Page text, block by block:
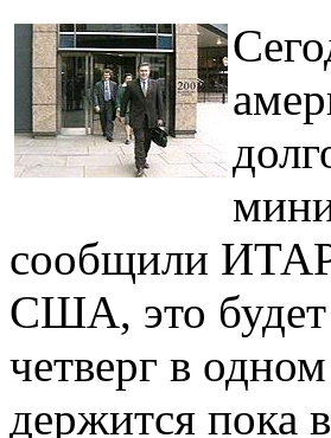
сообщили
США, это будет
четверг в
держится пока